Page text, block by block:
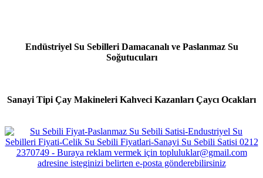
Endüstriyel Su Sebilleri Damacanalı ve Paslanmaz Su
Soğutucuları
Sanayi Tipi Çay Makineleri Kahveci Kazanları Çaycı Ocakları